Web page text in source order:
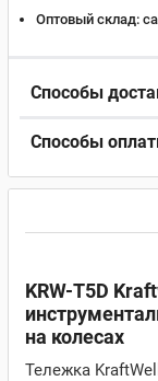
Оптовый склад:
Способы
Способы
KRW-T5D
на колесах
Тележка